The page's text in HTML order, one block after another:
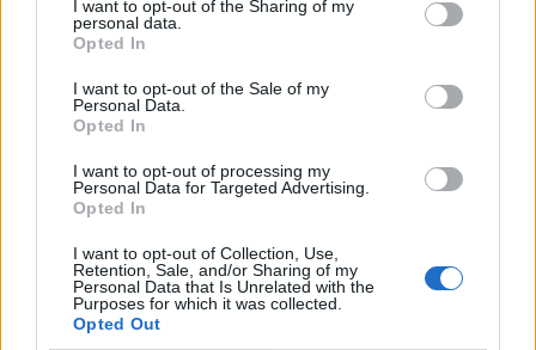
I want to opt-out of the Sharing of my
personal data.
Opted In
I want to opt-out of the Sale of my
Personal Data.
Opted In
I want to opt-out of processing my
Personal Data for Targeted Advertising.
Opted In
I want to opt-out of Collection, Use,
Retention, Sale, and/or Sharing of my
Personal Data that Is Unrelated with the
Purposes for which it was collected.
Opted Out
jau saņēmis citā pašvaldībā Latvijā,
aprūpes un rehabilitācijas institūcijā,
aktīvs, proti, bērniņš ir miris.
Ņemot vērā, ka ir sagatavots jauns regulējums “Par
Rīgas valstspilsētas pašvaldības pabalstiem
aizbildnim un audžuģimenei”, no šā gada 1. jūlija no